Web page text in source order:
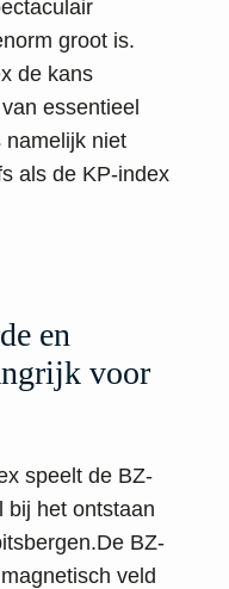
groot is.
de kans
essentieel
namelijk niet
als de KP-index
en
voor
speelt de BZ-
bij het ontstaan
BZ-
veld